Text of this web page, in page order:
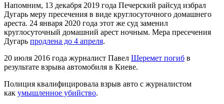
Напомним, 13 декабря 2019 года Печерский райсуд избрал
Дугарь меру пресечения в виде круглосуточного домашнего
ареста. 24 января 2020 года этот же суд заменил
круглосуточный домашний арест ночным. Мера пресечения
Дугарь продлена до 4 апреля.
20 июля 2016 года журналист Павел Шеремет погиб в
результате взрыва автомобиля в Киеве.
Полиция квалифицировала взрыв авто с журналистом
как умышленное убийство.